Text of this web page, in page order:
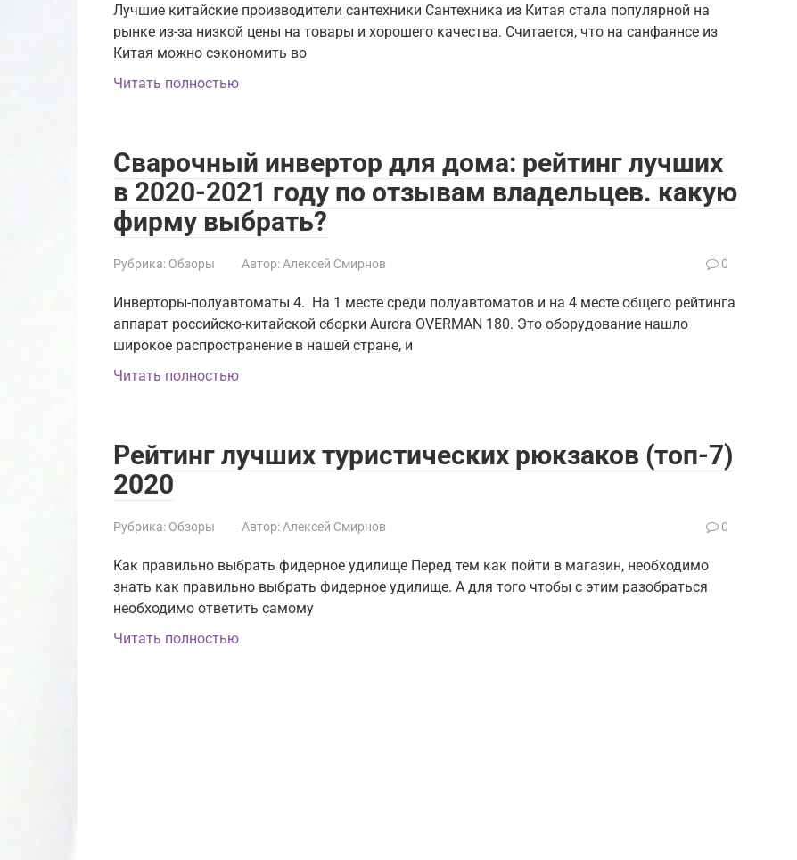
Лучшие китайские производители сантехники Сантехника из Китая стала популярной на
рынке из-за низкой цены на товары и хорошего качества. Считается, что на санфаянсе из
Китая можно сэкономить во
Читать полностью
Сварочный инвертор для дома: рейтинг лучших
в 2020-2021 году по отзывам владельцев. какую
фирму выбрать?
Рубрика: Обзоры Автор: Алексей Смирнов 0
Инверторы-полуавтоматы 4. На 1 месте среди полуавтоматов и на 4 месте общего рейтинга
аппарат российско-китайской сборки Aurora OVERMAN 180. Это оборудование нашло
широкое распространение в нашей стране, и
Читать полностью
Рейтинг лучших туристических рюкзаков (топ-7)
2020
Рубрика: Обзоры Автор: Алексей Смирнов 0
Как правильно выбрать фидерное удилище Перед тем как пойти в магазин, необходимо
знать как правильно выбрать фидерное удилище. А для того чтобы с этим разобраться
необходимо ответить самому
Читать полностью